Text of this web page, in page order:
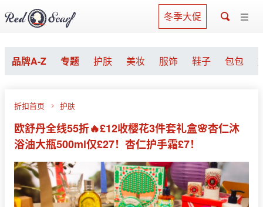
冬季大促
品牌A-Z 专题 护肤 美妆 服饰 鞋子 包包
折扣首页 护肤
欧舒丹全线55折🔥£12收樱花3件套礼盒🌸杏仁沐
浴油大瓶500ml仅£27！杏仁护手霜£7！